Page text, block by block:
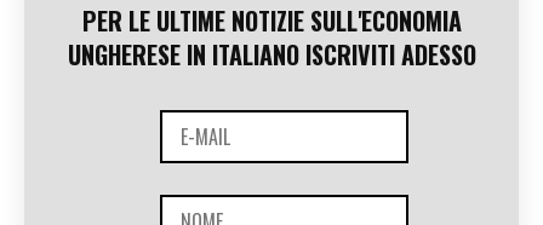
PER LE ULTIME NOTIZIE SULL'ECONOMIA
UNGHERESE IN ITALIANO ISCRIVITI ADESSO